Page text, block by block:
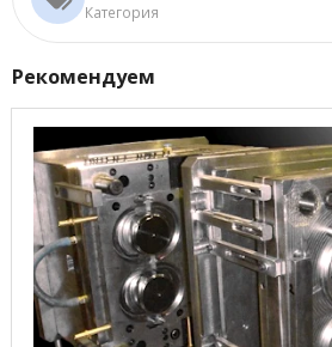
Категория
Рекомендуем